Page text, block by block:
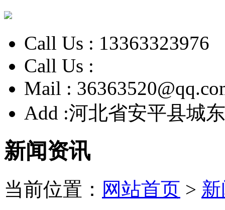
Call Us : 13363323976
Call Us :
Mail :
Add :河北省安平县城
新闻资讯
当前位置： 网站首页 >